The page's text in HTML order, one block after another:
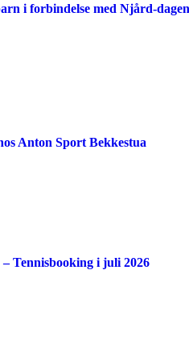
i forbindelse med Njård-dagen
Anton Sport Bekkestua
Tennisbooking i juli 2026